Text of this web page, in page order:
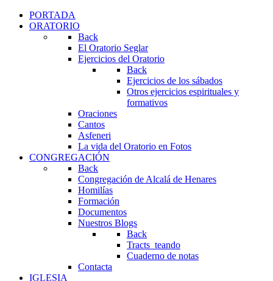
PORTADA
ORATORIO
Back
El Oratorio Seglar
Ejercicios del Oratorio
Back
Ejercicios de los sábados
Otros ejercicios espirituales y
formativos
Oraciones
Cantos
Asfeneri
La vida del Oratorio en Fotos
CONGREGACIÓN
Back
Congregación de Alcalá de Henares
Homilías
Formación
Documentos
Nuestros Blogs
Back
Tracts_teando
Cuaderno de notas
Contacta
IGLESIA